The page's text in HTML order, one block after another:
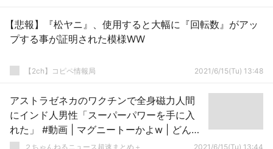
【悲報】『松ヤニ』、使用すると大幅に『回転数』がアッ
プする事が証明された模様WW
【2ch】コピペ情報局 2021/6/15(Tu) 13:48
アストラゼネカのワクチンで全身磁力人間
にインド人男性「スーパーパワーを手に入
れた」 #動画 | マグニートーかよw | どんな
得が？２ちゃんねるニュース超速まとめ＋ 2021/6/15(Tu) 13:44